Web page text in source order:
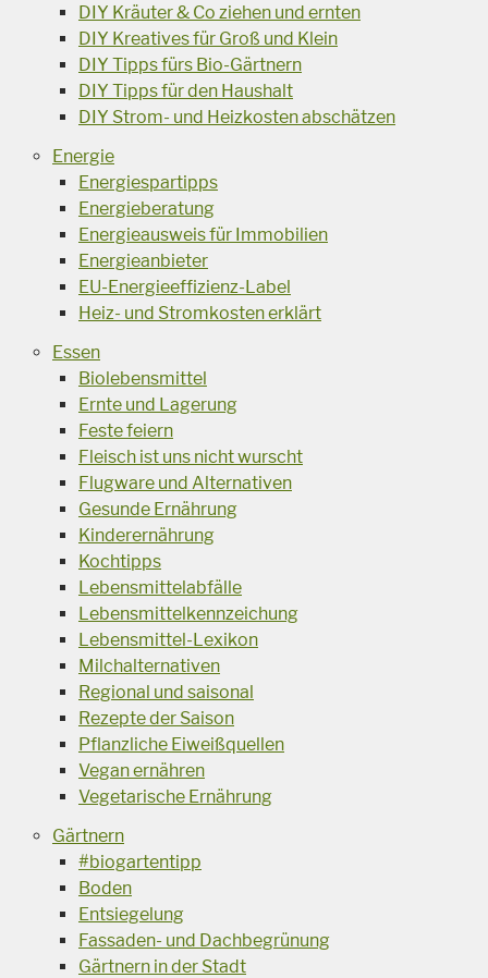
DIY Kräuter & Co ziehen und ernten
DIY Kreatives für Groß und Klein
DIY Tipps fürs Bio-Gärtnern
DIY Tipps für den Haushalt
DIY Strom- und Heizkosten abschätzen
Energie
Energiespartipps
Energieberatung
Energieausweis für Immobilien
Energieanbieter
EU-Energieeffizienz-Label
Heiz- und Stromkosten erklärt
Essen
Biolebensmittel
Ernte und Lagerung
Feste feiern
Fleisch ist uns nicht wurscht
Flugware und Alternativen
Gesunde Ernährung
Kinderernährung
Kochtipps
Lebensmittelabfälle
Lebensmittelkennzeichung
Lebensmittel-Lexikon
Milchalternativen
Regional und saisonal
Rezepte der Saison
Pflanzliche Eiweißquellen
Vegan ernähren
Vegetarische Ernährung
Gärtnern
#biogartentipp
Boden
Entsiegelung
Fassaden- und Dachbegrünung
Gärtnern in der Stadt